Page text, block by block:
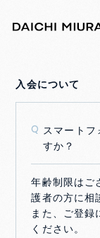
入会について
Q スマートフ
すか？
年齢制限はご
護者の方に相
また、ご登録
ください。